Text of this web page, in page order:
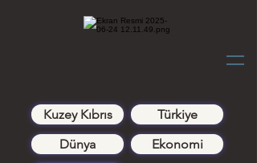
Kuzey Kıbrıs
Türkiye
Dünya
Ekonomi